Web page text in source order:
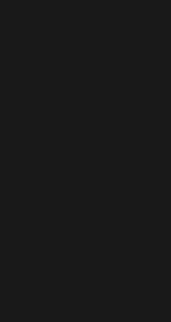
ventana)
ventana)